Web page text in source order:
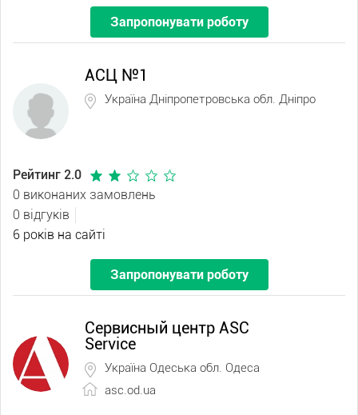
Запропонувати роботу
АСЦ №1
Україна Дніпропетровська обл. Дніпро
Рейтинг 2.0
0 виконаних замовлень
0 відгуків
6 років на сайті
Запропонувати роботу
Сервисный центр ASC
Service
Україна Одеська обл. Одеса
asc.od.ua